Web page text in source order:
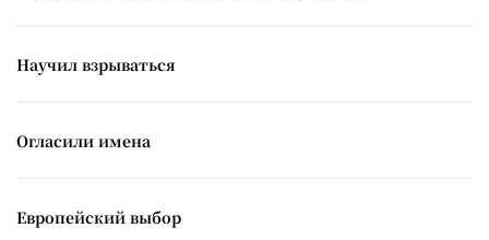
Научил взрываться
Огласили имена
Европейский выбор